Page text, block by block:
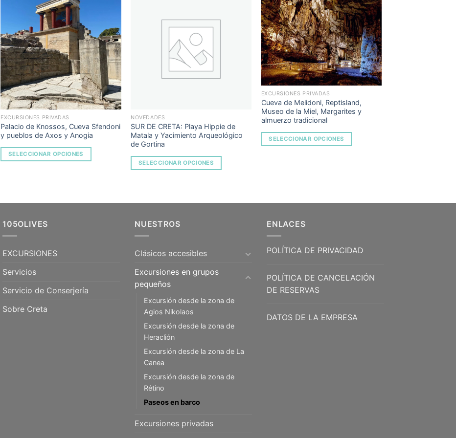
Add to
Wishlist
EXCURSIONES PRIVADAS
Palacio de Knossos, Cueva Sfendoni
y pueblos de Axos y Anogia
SELECCIONAR OPCIONES
NOVEDADES
SUR DE CRETA: Playa Hippie de
Matala y Yacimiento Arqueológico
de Gortina
SELECCIONAR OPCIONES
Add to
Wishlist
EXCURSIONES PRIVADAS
Cueva de Melidoni, Reptisland,
Museo de la Miel, Margarites y
almuerzo tradicional
SELECCIONAR OPCIONES
105OLIVES
EXCURSIONES
Servicios
Servicio de Conserjería
Sobre Creta
NUESTROS
Clásicos accesibles
Excursiones en grupos
pequeños
Excursión desde la zona de
Agios Nikolaos
Excursión desde la zona de
Heraclión
Excursión desde la zona de La
Canea
Excursión desde la zona de
Rétino
Paseos en barco
Excursiones privadas
ENLACES
POLÍTICA DE PRIVACIDAD
POLÍTICA DE CANCELACIÓN
DE RESERVAS
DATOS DE LA EMPRESA